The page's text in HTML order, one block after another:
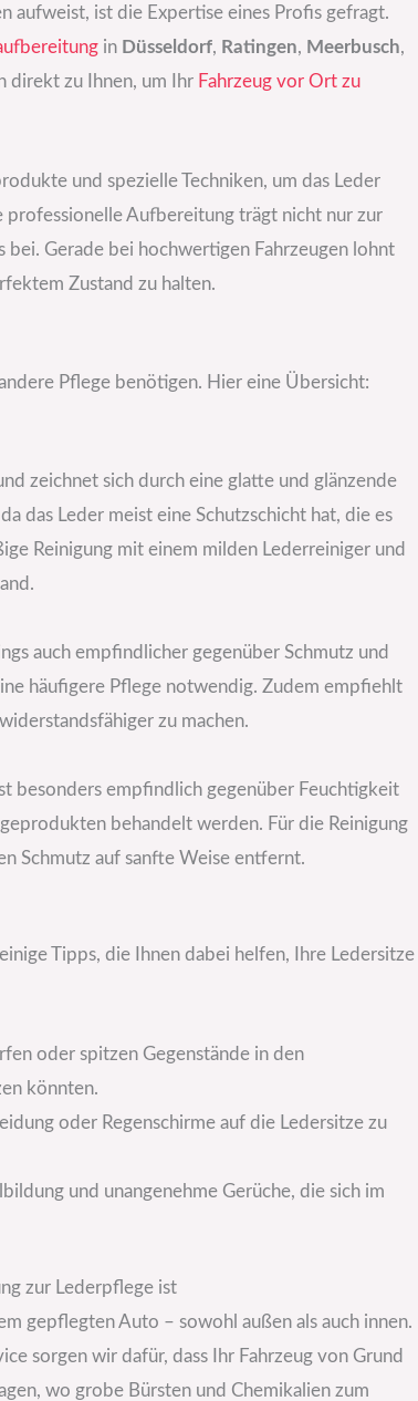
aufweist, ist die Expertise eines Profis gefragt.
in Düsseldorf, Ratingen, Meerbusch,
direkt zu Ihnen, um Ihr Fahrzeug vor Ort zu
und spezielle Techniken, um das Leder
professionelle Aufbereitung trägt nicht nur zur
Gerade bei hochwertigen Fahrzeugen lohnt
Zustand zu halten.
Pflege benötigen. Hier eine Übersicht:
zeichnet sich durch eine glatte und glänzende
das Leder meist eine Schutzschicht hat, die es
Reinigung mit einem milden Lederreiniger und
auch empfindlicher gegenüber Schmutz und
häufigere Pflege notwendig. Zudem empfiehlt
zu machen.
besonders empfindlich gegenüber Feuchtigkeit
behandelt werden. Für die Reinigung
Schmutz auf sanfte Weise entfernt.
Tipps, die Ihnen dabei helfen, Ihre Ledersitze
oder spitzen Gegenstände in den
könnten.
oder Regenschirme auf die Ledersitze zu
und unangenehme Gerüche, die sich im
zur Lederpflege ist
gepflegten Auto – sowohl außen als auch innen.
sorgen wir dafür, dass Ihr Fahrzeug von Grund
wo grobe Bürsten und Chemikalien zum